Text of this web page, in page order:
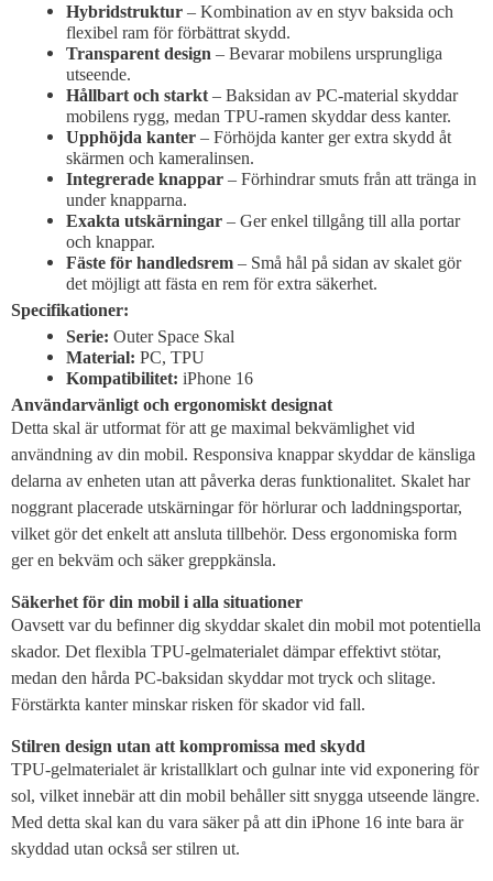
Hybridstruktur – Kombination av en styv baksida och
flexibel ram för förbättrat skydd.
Transparent design – Bevarar mobilens ursprungliga
utseende.
Hållbart och starkt – Baksidan av PC-material skyddar
mobilens rygg, medan TPU-ramen skyddar dess kanter.
Upphöjda kanter – Förhöjda kanter ger extra skydd åt
skärmen och kameralinsen.
Integrerade knappar – Förhindrar smuts från att tränga in
under knapparna.
Exakta utskärningar – Ger enkel tillgång till alla portar
och knappar.
Fäste för handledsrem – Små hål på sidan av skalet gör
det möjligt att fästa en rem för extra säkerhet.
Specifikationer:
Serie: Outer Space Skal
Material: PC, TPU
Kompatibilitet: iPhone 16
Användarvänligt och ergonomiskt designat
Detta skal är utformat för att ge maximal bekvämlighet vid
användning av din mobil. Responsiva knappar skyddar de känsliga
delarna av enheten utan att påverka deras funktionalitet. Skalet har
noggrant placerade utskärningar för hörlurar och laddningsportar,
vilket gör det enkelt att ansluta tillbehör. Dess ergonomiska form
ger en bekväm och säker greppkänsla.
Säkerhet för din mobil i alla situationer
Oavsett var du befinner dig skyddar skalet din mobil mot potentiella
skador. Det flexibla TPU-gelmaterialet dämpar effektivt stötar,
medan den hårda PC-baksidan skyddar mot tryck och slitage.
Förstärkta kanter minskar risken för skador vid fall.
Stilren design utan att kompromissa med skydd
TPU-gelmaterialet är kristallklart och gulnar inte vid exponering för
sol, vilket innebär att din mobil behåller sitt snygga utseende längre.
Med detta skal kan du vara säker på att din iPhone 16 inte bara är
skyddad utan också ser stilren ut.